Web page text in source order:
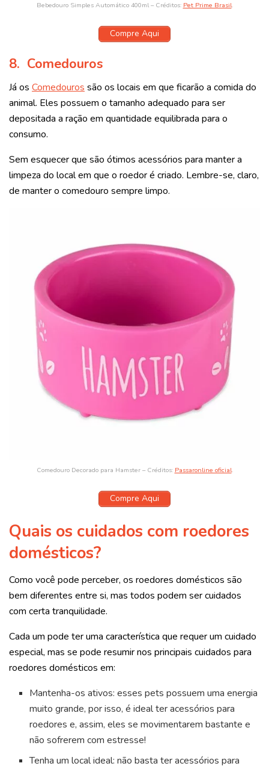
Bebedouro Simples Automático 400ml – Créditos: Pet Prime Brasil.
Compre Aqui
8. Comedouros
Já os Comedouros são os locais em que ficarão a comida do
animal. Eles possuem o tamanho adequado para ser
depositada a ração em quantidade equilibrada para o
consumo.
Sem esquecer que são ótimos acessórios para manter a
limpeza do local em que o roedor é criado. Lembre-se, claro,
de manter o comedouro sempre limpo.
Comedouro Decorado para Hamster – Créditos: Passaronline oficial.
Compre Aqui
Quais os cuidados com roedores
domésticos?
Como você pode perceber, os roedores domésticos são
bem diferentes entre si, mas todos podem ser cuidados
com certa tranquilidade.
Cada um pode ter uma característica que requer um cuidado
especial, mas se pode resumir nos principais cuidados para
roedores domésticos em:
Mantenha-os ativos: esses pets possuem uma energia
muito grande, por isso, é ideal ter acessórios para
roedores e, assim, eles se movimentarem bastante e
não sofrerem com estresse!
Tenha um local ideal: não basta ter acessórios para